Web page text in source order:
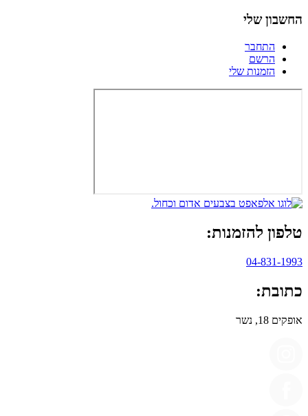
החשבון שלי
התחבר
הרשם
הזמנות שלי
טלפון להזמנות:
04-831-1993
כתובת:
אופקים 18, נשר